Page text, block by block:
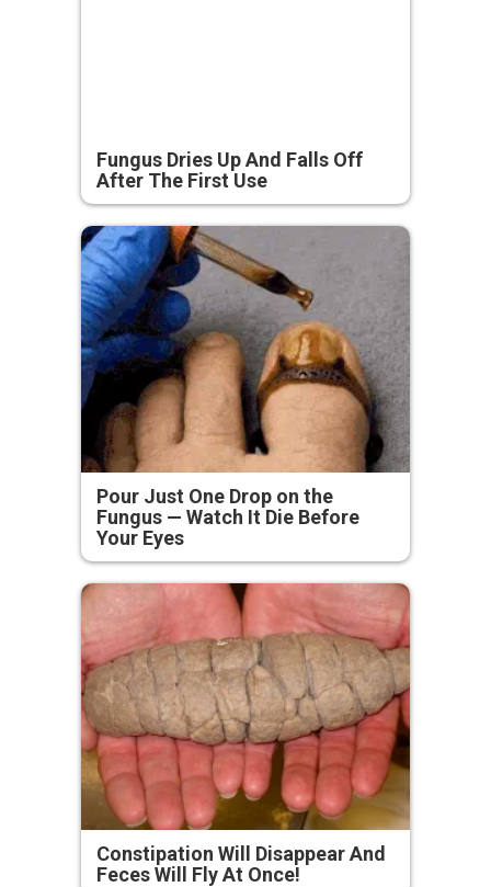
Fungus Dries Up And Falls Off
After The First Use
Pour Just One Drop on the
Fungus — Watch It Die Before
Your Eyes
Constipation Will Disappear And
Feces Will Fly At Once!